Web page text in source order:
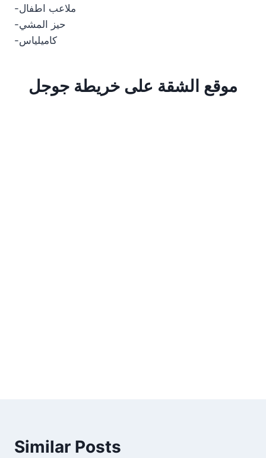
-ملاعب اطفال
-حيز المشي
-كاميلياس
موقع الشقة على خريطة جوجل
Similar Posts